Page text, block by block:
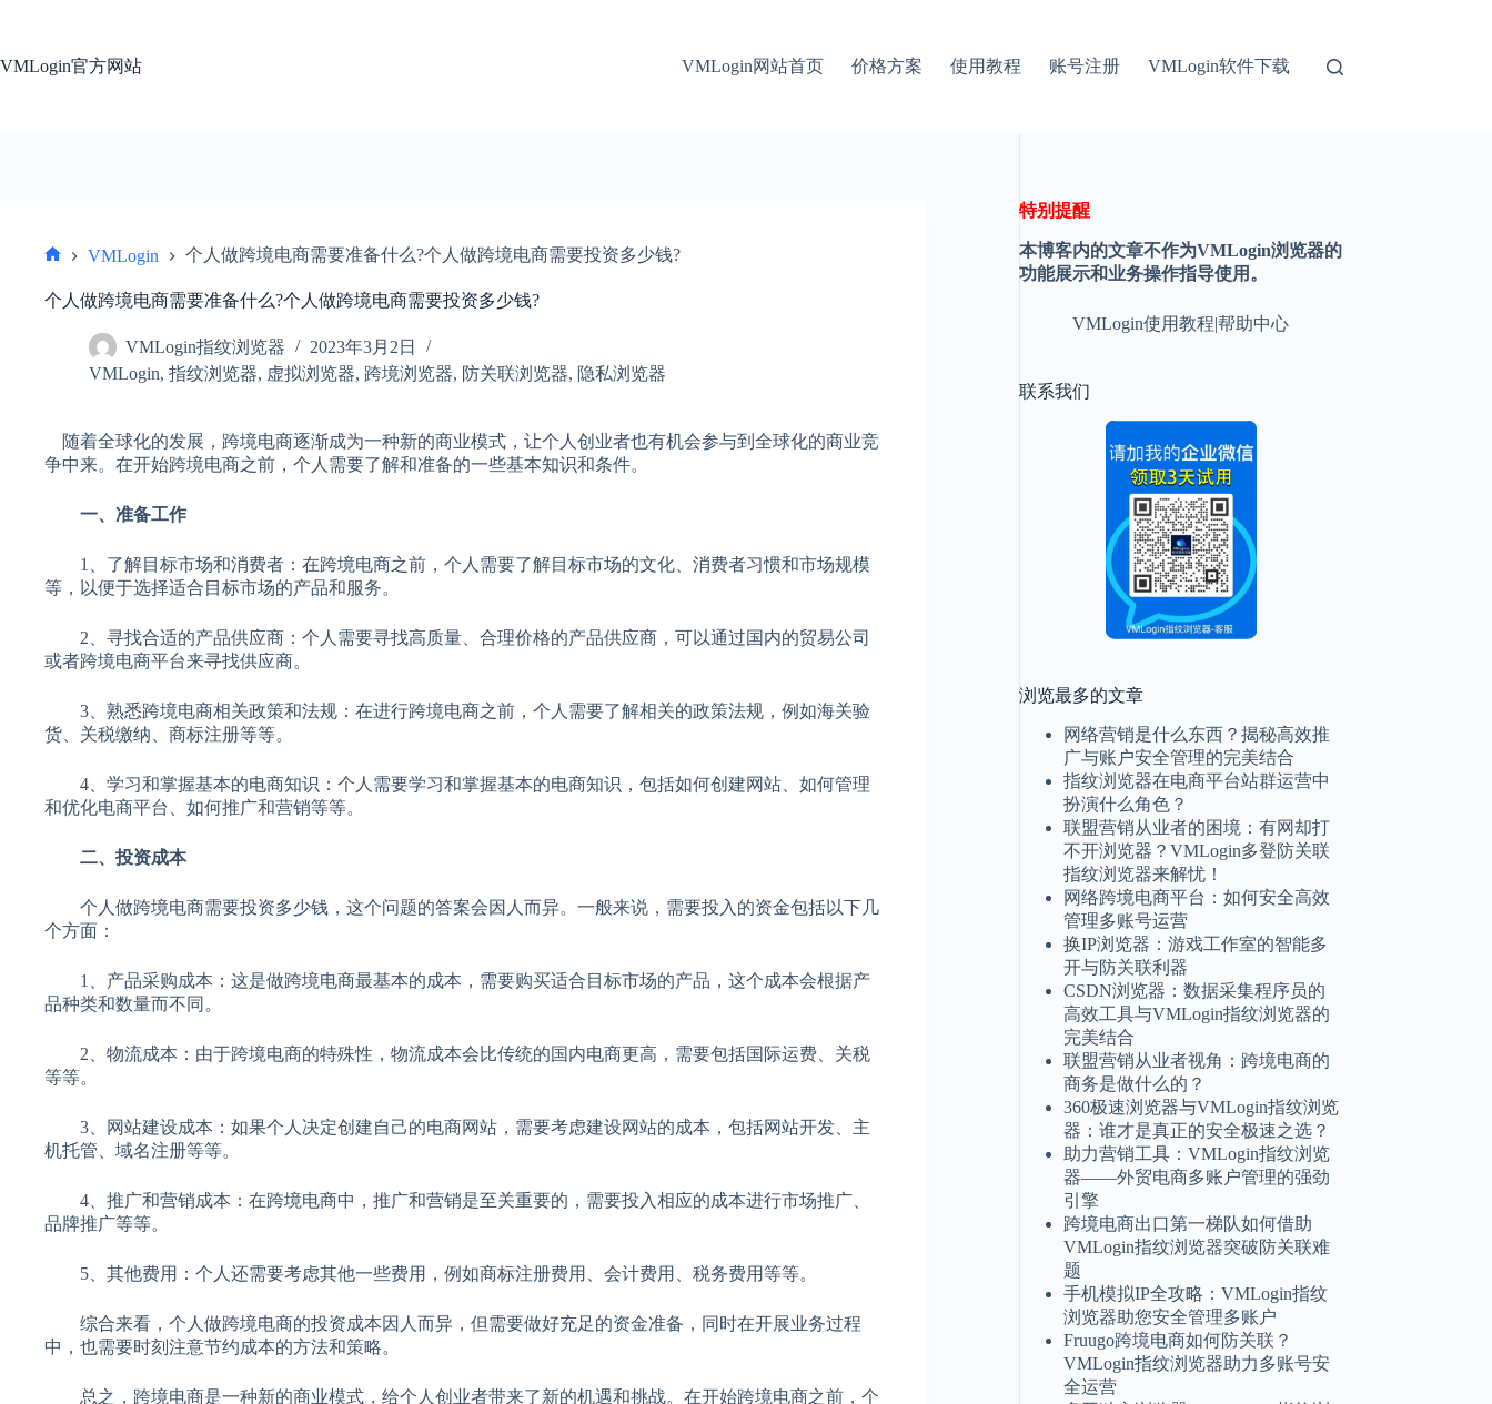
内
VMLogin官方网站 VMLogin网站首页 价格方案 使用教程 账号注册 VMLogin软件下载
页
VMLogin 个人做跨境电商需要准备什么?个人做跨境电商需要投资多少钱?
个人做跨境电商需要准备什么?个人做跨境电商需要投资多少钱?
VMLogin指纹浏览器
2023年3月2日
VMLogin, 指纹浏览器, 虚拟浏览器, 跨境浏览器, 防关联浏览器, 隐私浏览器
随着全球化的发展，跨境电商逐渐成为一种新的商业模式，让个人创业者也有机会参与到全球化的商业竞
争中来。在开始跨境电商之前，个人需要了解和准备的一些基本知识和条件。
一、准备工作
1、了解目标市场和消费者：在跨境电商之前，个人需要了解目标市场的文化、消费者习惯和市场规模
等，以便于选择适合目标市场的产品和服务。
2、寻找合适的产品供应商：个人需要寻找高质量、合理价格的产品供应商，可以通过国内的贸易公司
或者跨境电商平台来寻找供应商。
3、熟悉跨境电商相关政策和法规：在进行跨境电商之前，个人需要了解相关的政策法规，例如海关验
货、关税缴纳、商标注册等等。
4、学习和掌握基本的电商知识：个人需要学习和掌握基本的电商知识，包括如何创建网站、如何管理
和优化电商平台、如何推广和营销等等。
二、投资成本
个人做跨境电商需要投资多少钱，这个问题的答案会因人而异。一般来说，需要投入的资金包括以下几
个方面：
1、产品采购成本：这是做跨境电商最基本的成本，需要购买适合目标市场的产品，这个成本会根据产
品种类和数量而不同。
2、物流成本：由于跨境电商的特殊性，物流成本会比传统的国内电商更高，需要包括国际运费、关税
等等。
3、网站建设成本：如果个人决定创建自己的电商网站，需要考虑建设网站的成本，包括网站开发、主
机托管、域名注册等等。
4、推广和营销成本：在跨境电商中，推广和营销是至关重要的，需要投入相应的成本进行市场推广、
品牌推广等等。
5、其他费用：个人还需要考虑其他一些费用，例如商标注册费用、会计费用、税务费用等等。
综合来看，个人做跨境电商的投资成本因人而异，但需要做好充足的资金准备，同时在开展业务过程
中，也需要时刻注意节约成本的方法和策略。
总之，跨境电商是一种新的商业模式，给个人创业者带来了新的机遇和挑战。在开始跨境电商之前，个
特别提醒
本博客内的文章不作为VMLogin浏览器的
功能展示和业务操作指导使用。
VMLogin使用教程|帮助中心
联系我们
浏览最多的文章
网络营销是什么东西？揭秘高效推
广与账户安全管理的完美结合
指纹浏览器在电商平台站群运营中
扮演什么角色？
联盟营销从业者的困境：有网却打
不开浏览器？VMLogin多登防关联
指纹浏览器来解忧！
网络跨境电商平台：如何安全高效
管理多账号运营
换IP浏览器：游戏工作室的智能多
开与防关联利器
CSDN浏览器：数据采集程序员的
高效工具与VMLogin指纹浏览器的
完美结合
联盟营销从业者视角：跨境电商的
商务是做什么的？
360极速浏览器与VMLogin指纹浏览
器：谁才是真正的安全极速之选？
助力营销工具：VMLogin指纹浏览
器——外贸电商多账户管理的强劲
引擎
跨境电商出口第一梯队如何借助
VMLogin指纹浏览器突破防关联难
题
手机模拟IP全攻略：VMLogin指纹
浏览器助您安全管理多账户
Fruugo跨境电商如何防关联？
VMLogin指纹浏览器助力多账号安
全运营